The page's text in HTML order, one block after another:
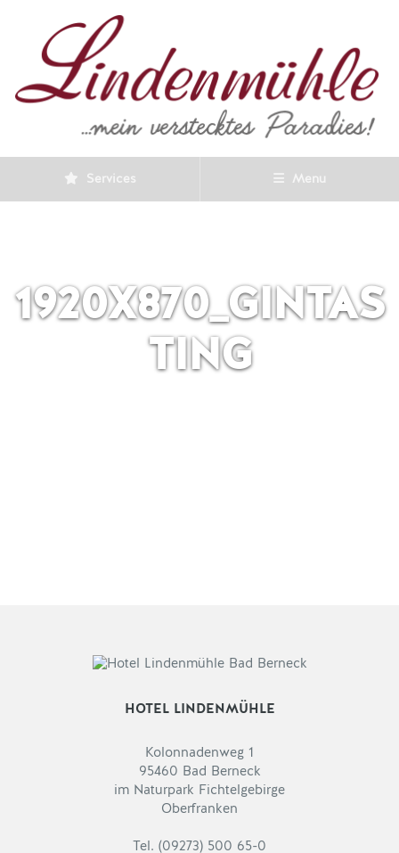
Services Menu
1920X870_GINTAS
TING
HOTEL LINDENMÜHLE
Kolonnadenweg 1
95460 Bad Berneck
im Naturpark Fichtelgebirge
Oberfranken
Tel. (09273) 500 65-0